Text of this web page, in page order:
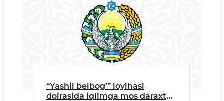
“Yashil belbog’” loyihasi
doirasida iqlimga mos daraxt